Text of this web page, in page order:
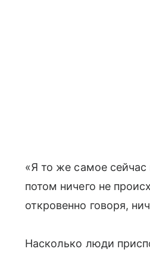
«Я то же самое сейчас
потом ничего не
откровенно говоря,
Насколько люди